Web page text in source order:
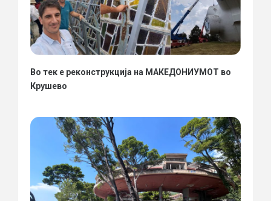
Во тек е реконструкција на МАКЕДОНИУМОТ во
Крушево